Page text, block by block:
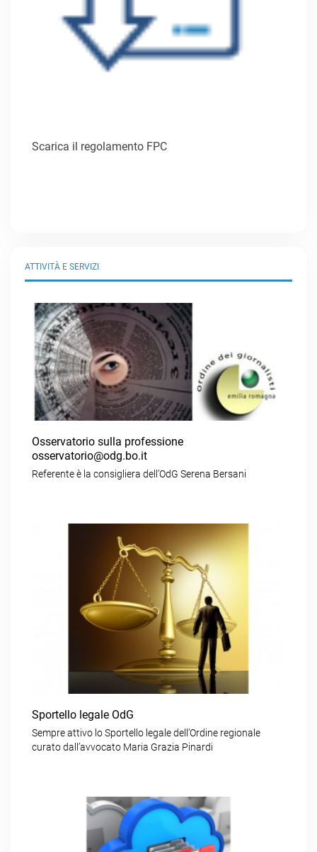
Scarica il regolamento FPC
ATTIVITÀ E SERVIZI
Osservatorio sulla professione
osservatorio@odg.bo.it
Referente è la consigliera dell’OdG Serena Bersani
Sportello legale OdG
Sempre attivo lo Sportello legale dell’Ordine regionale
curato dall’avvocato Maria Grazia Pinardi